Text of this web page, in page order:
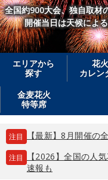
全国約900大会、独自取材
開催当日は天候によ
エリアから
探す
花火
カレン
金麦花火
特等席
注目 【最新】8月開催の
注目
【2026】全国の人
速報も